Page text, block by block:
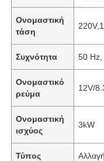
Ονομαστική
τάση
Συχνότητα 50
Ονομαστικό
ρεύμα
12V/
Ονομαστική
ισχύος
3kW
Τύπος